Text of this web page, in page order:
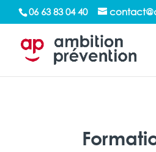
/*sticky sidebar*/
06 63 83 04 40